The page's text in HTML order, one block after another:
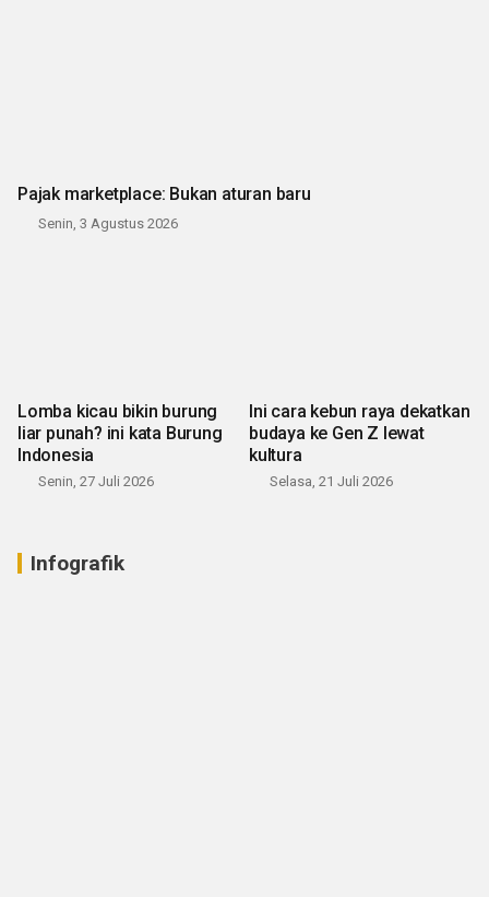
Pajak marketplace: Bukan aturan baru
Senin, 3 Agustus 2026
Lomba kicau bikin burung
liar punah? ini kata Burung
Indonesia
Senin, 27 Juli 2026
Ini cara kebun raya dekatkan
budaya ke Gen Z lewat
kultura
Selasa, 21 Juli 2026
Infografik